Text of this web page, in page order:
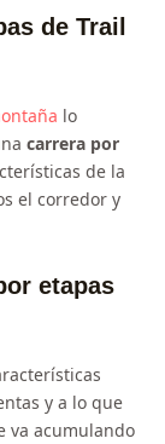
de Trail
lo
carrera por
de la
el corredor y
etapas
y a lo que
va acumulando